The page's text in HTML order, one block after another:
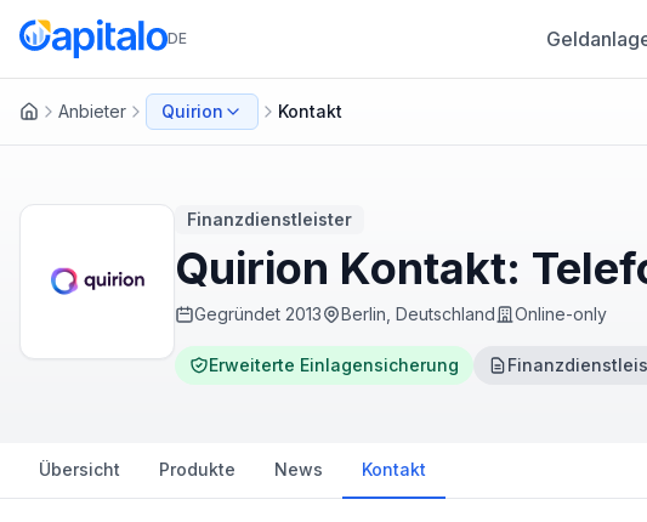
DE
Anbieter Quirion Kontakt
Finanzdienstleister
Quirion Kontakt:
Gegründet 2013 Berlin, Deutschland Online-only
Erweiterte Einlagensicherung
Übersicht Produkte News Kontakt